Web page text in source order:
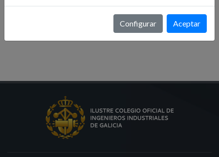
Eventos
Configurar Aceptar